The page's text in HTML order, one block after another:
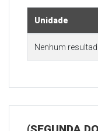
Unidade
Nenhum